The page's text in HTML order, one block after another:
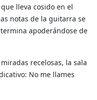
lleva cosido en el
notas de la guitarra se
apoderándose de
recelosas, la sala
No me llames